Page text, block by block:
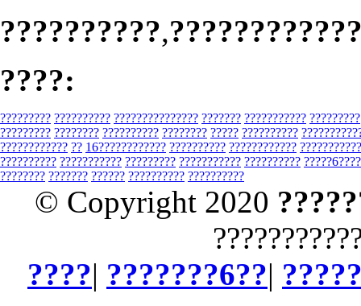
??????????,
????:
????????? ?????????? ??????????????? ??????? ??????????? ?????????
????????? ???????? ?????????? ???????? ????? ??????????
???????????? ?? 16???????????? ?????????? ???????????? ???????????
?????????? ??????????? ????????? ??????????? ?????????? ?????6????
???????? ??????? ?????? ?????????? ??????????
© Copyright 2020
????| ???????6??|